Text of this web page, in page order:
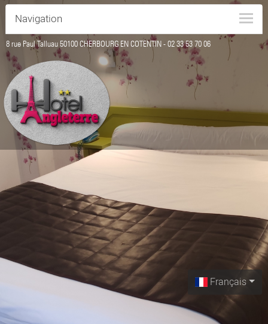
8 rue Paul Talluau 50100 CHERBOURG EN COTENTIN -02 33 53 70 06
Navigation
Français